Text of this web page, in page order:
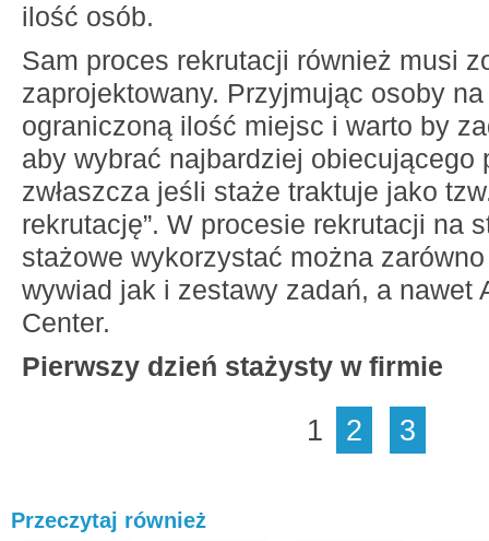
ilość osób.
Sam proces rekrutacji również musi
zaprojektowany. Przyjmując osoby
ograniczoną ilość miejsc i warto by
aby wybrać najbardziej obiecującego
zwłaszcza jeśli staże traktuje jako
rekrutację”. W procesie rekrutacji na
stażowe wykorzystać można
wywiad jak i zestawy zadań, a nawet
Center.
Pierwszy dzień stażysty w firmie
1 2 3
Przeczytaj również